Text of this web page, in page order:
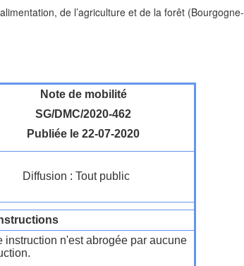
de l’agriculture et de la forêt (Bourgogne-
Note de mobilité
SG/DMC/2020-462
Publiée le 22-07-2020
Diffusion : Tout public
instruction n'est abrogée par aucune